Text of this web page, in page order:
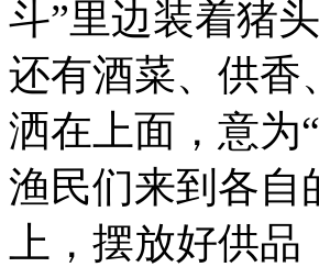
斗”里边装着猪
还有酒菜、供香
洒在上面，意为
渔民们来到各
上，摆放好供